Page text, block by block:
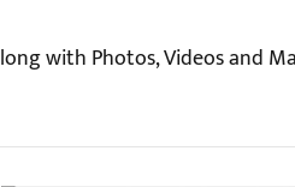
with Photos, Videos and